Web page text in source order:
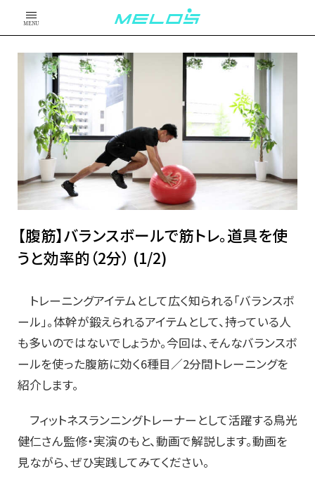
MENU
【腹筋】バランスボールで筋トレ。道具を使
うと効率的（2分） (1/2)
トレーニングアイテムとして広く知られる「バランスボ
ール」。体幹が鍛えられるアイテムとして、持っている人
も多いのではないでしょうか。今回は、そんなバランスボ
ールを使った腹筋に効く6種目／2分間トレーニングを
紹介します。
フィットネスランニングトレーナーとして活躍する鳥光
健仁さん監修・実演のもと、動画で解説します。動画を
見ながら、ぜひ実践してみてください。